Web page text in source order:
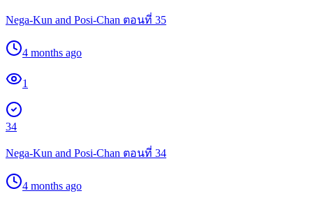
Nega-Kun and Posi-Chan ตอนที่ 35
4 months ago
1
34
Nega-Kun and Posi-Chan ตอนที่ 34
4 months ago